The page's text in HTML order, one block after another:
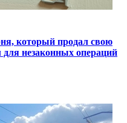
который продал свою
незаконных операций